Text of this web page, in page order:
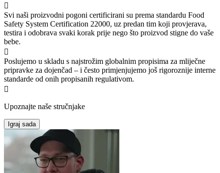

Svi naši proizvodni pogoni certificirani su prema standardu Food
Safety System Certification 22000, uz predan tim koji provjerava,
testira i odobrava svaki korak prije nego što proizvod stigne do vaše
bebe.

Poslujemo u skladu s najstrožim globalnim propisima za mliječne
pripravke za dojenčad – i često primjenjujemo još rigoroznije interne
standarde od onih propisanih regulativom.

Upoznajte naše stručnjake
Igraj sada